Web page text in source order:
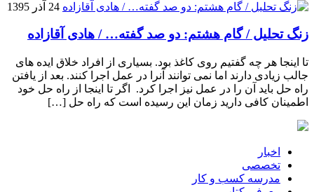
24 آذر 1395
زنگ تحلیل / گام هشتم: دو صد گفته… / هادی آقازاده
تا اینجا هر چه گفتیم روی کاغذ بود. بسیاری از افراد خلاق ایده های
جالب زیادی دارند اما نمی توانند آنرا در عمل اجرا کنند. بعد از یافتن
راه حل باید آن را در عمل نیز اجرا کرد. اگر تا اینجا از راه حل خود
اطمینان کافی دارید زمان این رسیده است که راه حل […]
اخبار
تخصصی
مدرسه کسب و کار